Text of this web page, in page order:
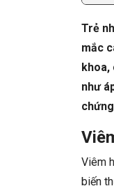
Trẻ
mắc
khoa,
như
Viêm
biến